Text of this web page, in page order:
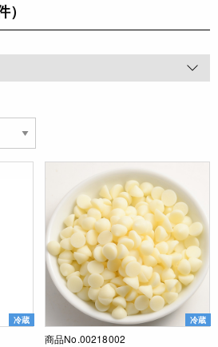
）
冷蔵 冷蔵
商品No.00218002